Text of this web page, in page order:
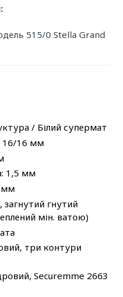
515/0 Stella Grand
/ Білий супермат
16/16 мм
1,5 мм
мм
гнутий
мін. ватою)
три контури
Securemme 2663